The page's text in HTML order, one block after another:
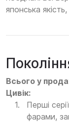
японська
Всього у
Цивік:
Перші
фарами,